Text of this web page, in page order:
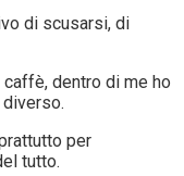
di scusarsi, di
caffè, dentro di me ho
per
tutto.